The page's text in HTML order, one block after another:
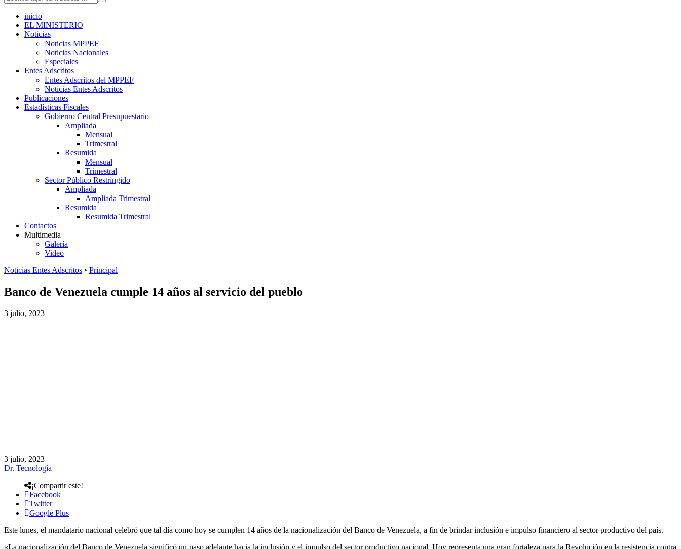
inicio
EL MINISTERIO
Noticias
Noticias MPPEF
Noticias Nacionales
Especiales
Entes Adscritos
Entes Adscritos del MPPEF
Noticias Entes Adscritos
Publicaciones
Estadísticas Fiscales
Gobierno Central Presupuestario
Ampliada
Mensual
Trimestral
Resumida
Mensual
Trimestral
Sector Público Restringido
Ampliada
Ampliada Trimestral
Resumida
Resumida Trimestral
Contactos
Multimedia
Galería
Video
Noticias Entes Adscritos • Principal
Banco de Venezuela cumple 14 años al servicio del pueblo
3 julio, 2023
3 julio, 2023
Dr. Tecnología
¡Compartir este!
Facebook
Twitter
Google Plus
Este lunes, el mandatario nacional celebró que tal día como hoy se cumplen 14 años de la nacionalización del Banco de Venezuela, a fin de brindar inclusión e impulso financiero al sector productivo del país.
«La nacionalización del Banco de Venezuela significó un paso adelante hacia la inclusión y el impulso del sector productivo nacional. Hoy representa una gran fortaleza para la Revolución en la resistencia contra